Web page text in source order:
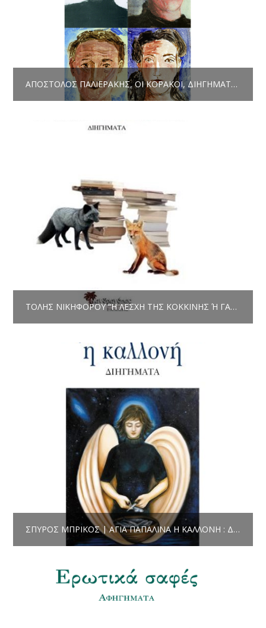
ΑΠΌΣΤΟΛΟΣ ΠΑΛΙΕΡΆΚΗΣ, ΟΙ ΚΟΡΆΚΟΙ, ΔΙΗΓΉΜΑΤΑ, ΕΚΔ. ΜΑΝΔΡΑΓΌΡΑΣ
ΤΌΛΗΣ ΝΙΚΗΦΌΡΟΥ “Η ΛΈΣΧΗ ΤΗΣ ΚΌΚΚΙΝΗΣ Ή ΓΑΛΆΖΙΑΣ ΑΛΕΠΟΎΣ” ΔΙΗΓΉΜΑΤΑ, ΕΚΔ. ΜΑΝΔΡΑΓΌΡΑΣ, ΜΆΡΤΙΟΣ 2020
ΣΠΎΡΟΣ ΜΠΡΊΚΟΣ | ΑΓΊΑ ΠΑΠΑΛΊΝΑ Η ΚΑΛΛΟΝΉ : ΔΙΗΓΉΜΑΤΑ (ΣΕΙΡΆ ΣΎΓΧΡΟΝΗ ΕΛΛΗΝΙΚΉ ΠΕΖΟΓΡΑΦΊΑ) ΣΕΛ. 120, «MΑΝΔΡΑΓΌΡΑΣ»